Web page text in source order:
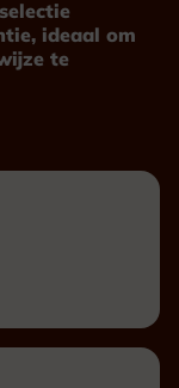
ideaal om
te